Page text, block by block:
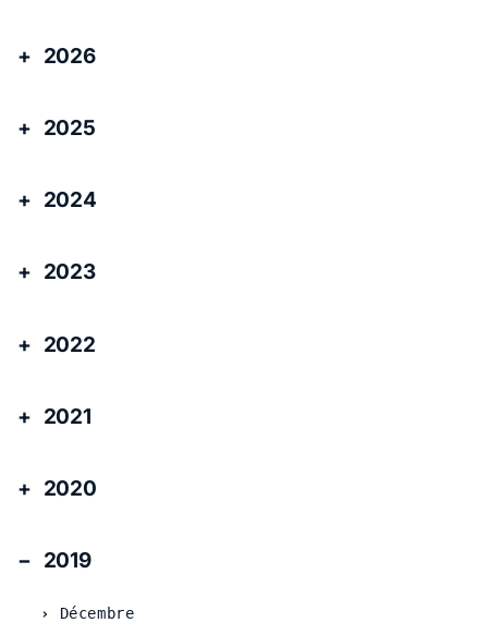
2026
2025
2024
2023
2022
2021
2020
2019
Décembre